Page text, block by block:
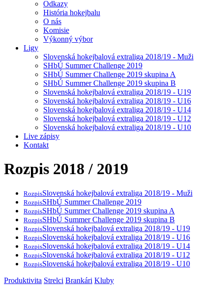
Odkazy
História hokejbalu
O nás
Komisie
Výkonný výbor
Ligy
Slovenská hokejbalová extraliga 2018/19 - Muži
SHbÚ Summer Challenge 2019
SHbÚ Summer Challenge 2019 skupina A
SHbÚ Summer Challenge 2019 skupina B
Slovenská hokejbalová extraliga 2018/19 - U19
Slovenská hokejbalová extraliga 2018/19 - U16
Slovenská hokejbalová extraliga 2018/19 - U14
Slovenská hokejbalová extraliga 2018/19 - U12
Slovenská hokejbalová extraliga 2018/19 - U10
Live zápisy
Kontakt
Rozpis 2018 / 2019
RozpisSlovenská hokejbalová extraliga 2018/19 - Muži
RozpisSHbÚ Summer Challenge 2019
RozpisSHbÚ Summer Challenge 2019 skupina A
RozpisSHbÚ Summer Challenge 2019 skupina B
RozpisSlovenská hokejbalová extraliga 2018/19 - U19
RozpisSlovenská hokejbalová extraliga 2018/19 - U16
RozpisSlovenská hokejbalová extraliga 2018/19 - U14
RozpisSlovenská hokejbalová extraliga 2018/19 - U12
RozpisSlovenská hokejbalová extraliga 2018/19 - U10
Produktivita Strelci Brankári Kluby